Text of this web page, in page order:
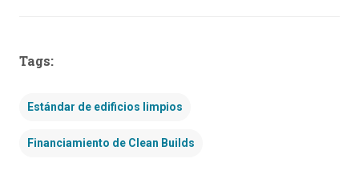
Tags:
Estándar de edificios limpios
Financiamiento de Clean Builds